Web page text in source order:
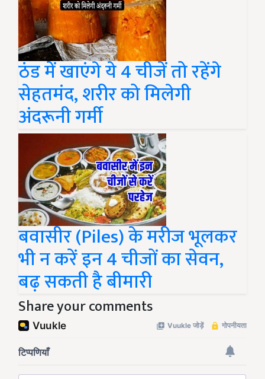
ठंड में खाएंगे ये 4 चीजें तो रहेंगे
सेहतमंद, शरीर को मिलेगी
अंदरूनी गर्मी
बवासीर (Piles) के मरीज भूलकर
भी न करें इन 4 चीजों का सेवन,
बढ़ सकती है बीमारी
Share your comments